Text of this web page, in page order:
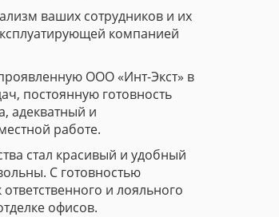
ваших сотрудников и их
компанией
ООО «Инт-Экст» в
постоянную готовность
адекватный и
работе.
стал красивый и удобный
С готовностью
и лояльного
офисов.